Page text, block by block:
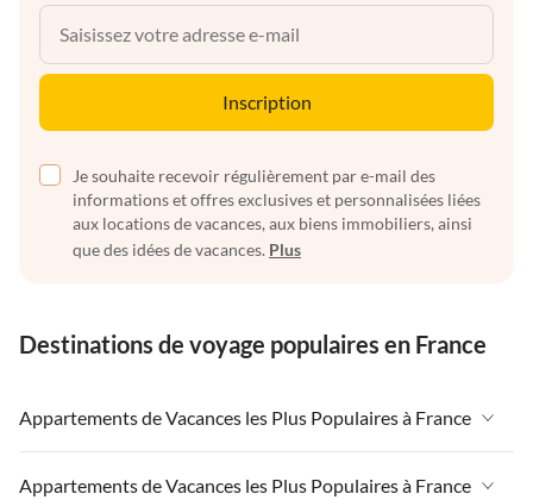
Inscription
Je souhaite recevoir régulièrement par e-mail des
informations et offres exclusives et personnalisées liées
aux locations de vacances, aux biens immobiliers, ainsi
que des idées de vacances. Plus
Destinations de voyage populaires en France
Appartements de Vacances les Plus Populaires à France
Appartements de Vacances à France
Appartements de Vacances les Plus Populaires à France